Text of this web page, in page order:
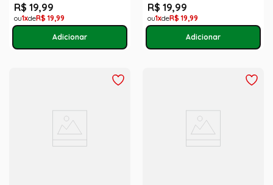
R$ 19,99
1 R$ 19,99
R$ 19,99
1 R$ 19,99